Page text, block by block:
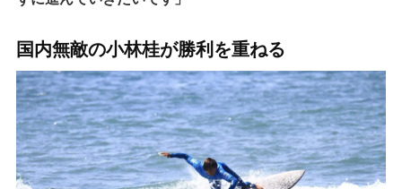
国内無敵の小林桂が勝利を重ねる